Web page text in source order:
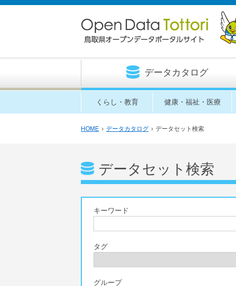
データカタログ
くらし・教育 健康・福祉・医療
HOME › データカタログ › データセット検索
データセット検索
キーワード
タグ
グループ